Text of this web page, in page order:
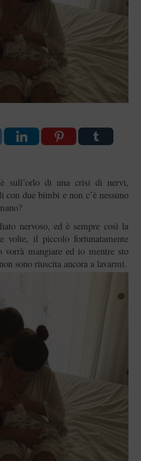
è sull’orlo di una crisi di nervi,
con due bimbi e non c’è nessuno
nervoso, ed è sempre così la
volte, il piccolo fortunatamente
vorrà mangiare ed io mentre sto
sono riuscita ancora a lavarmi.